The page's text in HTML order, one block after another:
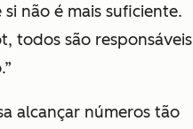
não é mais suficiente.
todos são responsáveis
alcançar números tão